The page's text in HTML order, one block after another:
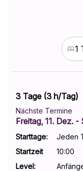
1
3 Tage (3 h/Tag)
Nächste Termine
Freitag, 11. Dez. -
Starttage:
Jeden
Startzeit
10:00
Level: